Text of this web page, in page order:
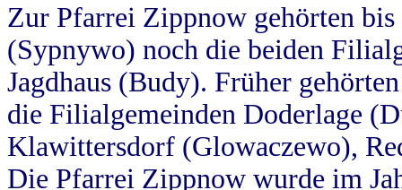
Zur Pfarrei Zippnow gehörten
(Sypnywo) noch die beiden
Jagdhaus (Budy). Früher
die Filialgemeinden Doderlage
Klawittersdorf (Glowaczewo),
Die Pfarrei Zippnow wurde im